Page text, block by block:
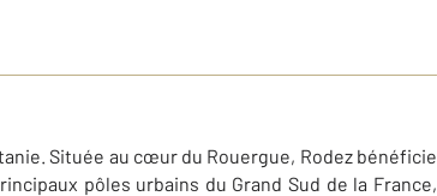
Située au cœur du Rouergue, Rodez bénéficie
pôles urbains du Grand Sud de la France,